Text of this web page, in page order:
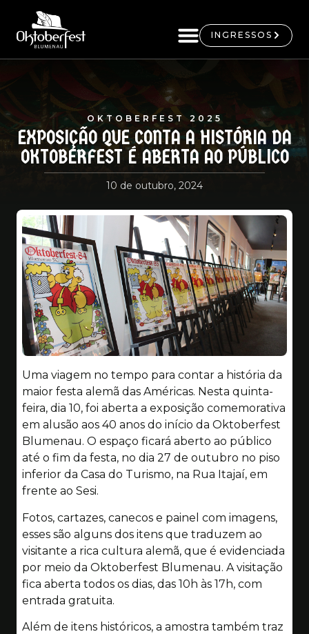
INGRESSOS
OKTOBERFEST 2025
EXPOSIÇÃO QUE CONTA A HISTÓRIA DA
OKTOBERFEST É ABERTA AO PÚBLICO
10 de outubro, 2024
Uma viagem no tempo para contar a história da
maior festa alemã das Américas. Nesta quinta-
feira, dia 10, foi aberta a exposição comemorativa
em alusão aos 40 anos do início da Oktoberfest
Blumenau. O espaço ficará aberto ao público
até o fim da festa, no dia 27 de outubro no piso
inferior da Casa do Turismo, na Rua Itajaí, em
frente ao Sesi.
Fotos, cartazes, canecos e painel com imagens,
esses são alguns dos itens que traduzem ao
visitante a rica cultura alemã, que é evidenciada
por meio da Oktoberfest Blumenau. A visitação
fica aberta todos os dias, das 10h às 17h, com
entrada gratuita.
Além de itens históricos, a amostra também traz